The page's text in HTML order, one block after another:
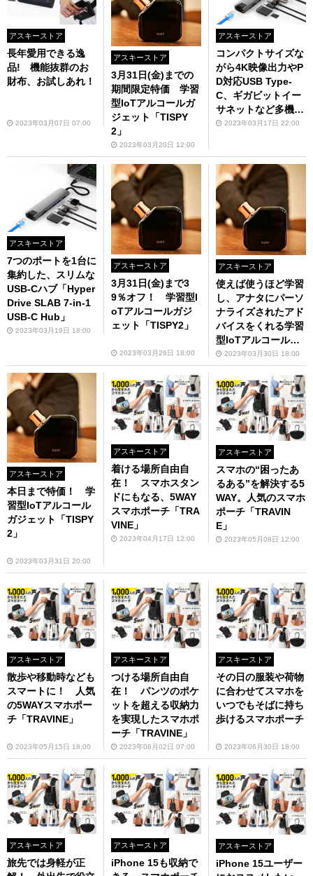
アスキーストア
長年愛用できる逸
品! 機能抜群のお
財布、お試しあれ！
2023年03月07日 07:00
アスキーストア
3月31日(金)までの
期間限定特価 学習
型IoTアルコールガ
ジェット「TISPY
2」
2023年03月20日 12:00
アスキーストア
コンパクトサイズな
がら4K映像出力やP
D対応USB Type-
C、ギガビットイー
サネットなど多機
能 「HyperDrive
（予約受付中）
2023年03月17日 22:00
アスキーストア
7つのポートを1台に
集約した、スリムな
USB-Cハブ「Hyper
Drive SLAB 7-in-1
USB-C Hub」
2023年03月19日 18:00
アスキーストア
3月31日(金)まで3
9％オフ！ 学習型I
oTアルコールガジ
ェット「TISPY2」
2023年03月26日 18:00
アスキーストア
使えば使うほど学習
し、アナタにパーソ
ナライズされたアド
バイスをくれる学習
型IoTアルコールガ
ジェットが今だけ特
価！
2023年03月30日 18:00
アスキーストア
本日まで特価！ 学
習型IoTアルコール
ガジェット「TISPY
2」
2023年03月31日 20:00
アスキーストア
着ける場所自由自
在！ スマホスタン
ドにもなる、5WAY
スマホポーチ「TRA
VINE」
2023年04月17日 12:00
アスキーストア
スマホの“困ったあ
るある”を解決する5
WAY。人気のスマホ
ポーチ「TRAVIN
E」
2023年05月08日 12:00
アスキーストア
散歩や移動時なども
スマートに！ 人気
の5WAYスマホポー
チ「TRAVINE」
2023年05月15日 18:00
アスキーストア
つける場所自由自
在！ パンツのポケ
ットを超える収納力
を実現したスマホポ
ーチ「TRAVINE」
2023年06月02日 07:00
アスキーストア
その日の服装や荷物
に合わせてスマホを
いつでもそばに持ち
歩けるスマホポーチ
2023年06月30日 18:00
アスキーストア
旅先では身軽が正
アスキーストア
iPhone 15も収納で
アスキーストア
iPhone 15ユーザー